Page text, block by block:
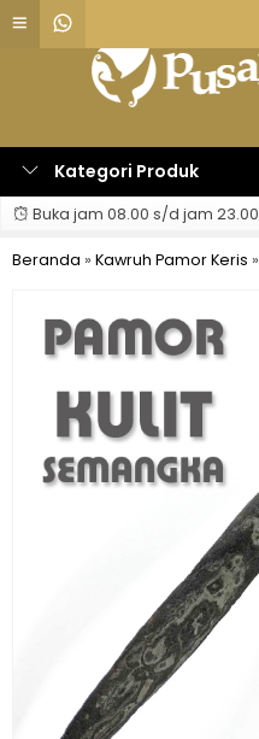
Kategori Produk
Buka jam 08.00 s/d jam 23.00
Beranda » Kawruh Pamor Keris »